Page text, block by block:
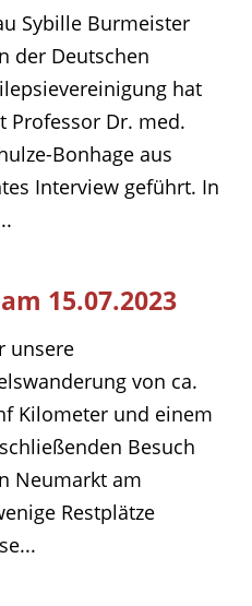
Sybille Burmeister
der Deutschen
hat
Professor Dr. med.
Bonhage aus
Interview geführt. In
15.07.2023
unsere
von ca.
Kilometer und einem
Besuch
Neumarkt am
Restplätze